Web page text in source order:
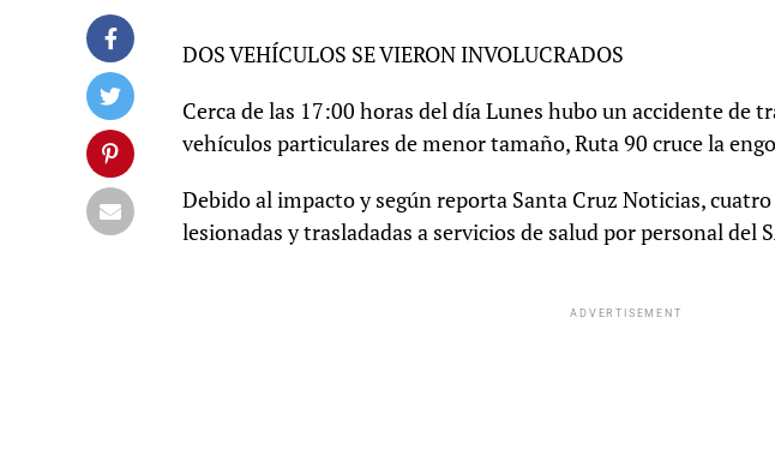
DOS VEHÍCULOS SE VIERON INVOLUCRADOS
Cerca de las 17:00 horas del día Lunes hubo un accidente de
vehículos particulares de menor tamaño, Ruta 90 cruce la
Debido al impacto y según reporta Santa Cruz Noticias,
lesionadas y trasladadas a servicios de salud por personal del
ADVERTISEMENT